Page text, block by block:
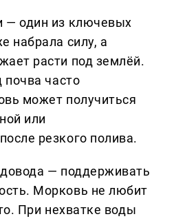
— один из ключевых
набрала силу, а
расти под землёй.
почва часто
может получиться
или
резкого полива.
— поддерживать
Морковь не любит
При нехватке воды